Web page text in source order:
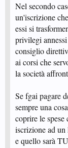
Nel secondo
un'iscrizione
essi si
privilegi
consiglio
ai corsi che
la società
Se fgai pagare
sempre una
coprire le
iscrizione ad
e quello sarà